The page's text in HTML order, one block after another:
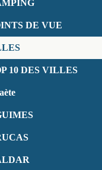
DE VUE
10 DES VILLES